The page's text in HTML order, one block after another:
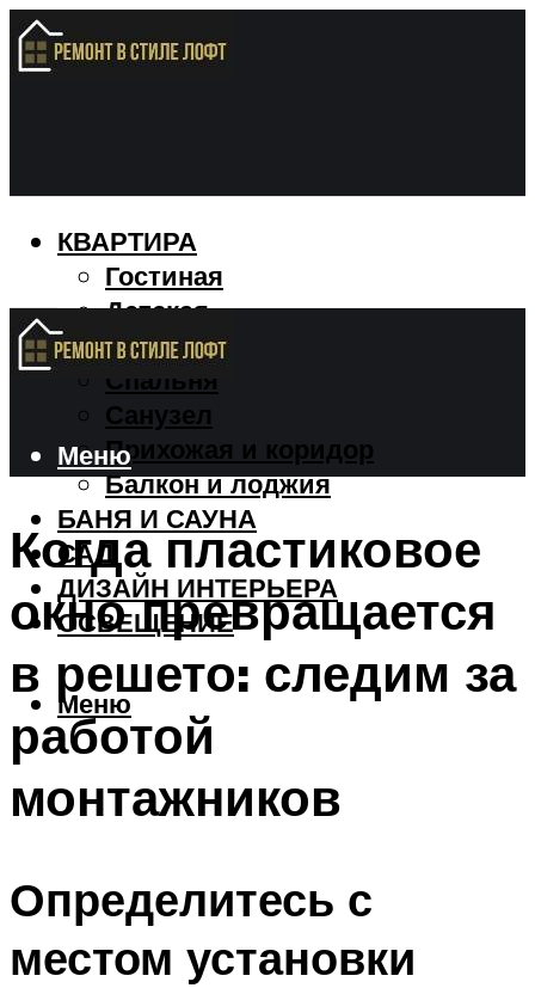
КВАРТИРА
Гостиная
Детская
Кухня
Спальня
Санузел
Прихожая и коридор
Балкон и лоджия
БАНЯ И САУНА
САД
ДИЗАЙН ИНТЕРЬЕРА
ОСВЕЩЕНИЕ
Меню
Меню
Когда пластиковое
окно превращается
в решето: следим за
работой
монтажников
Определитесь с
местом установки